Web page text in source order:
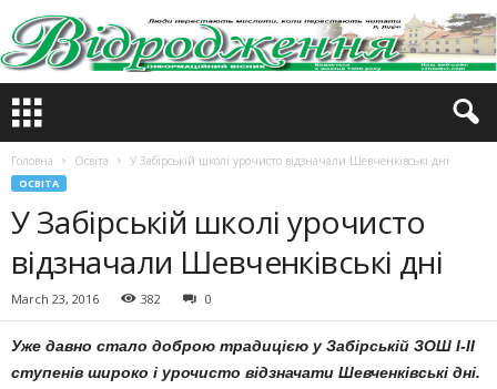
Головна Освіта У Забірській школі урочисто відзначали Шевченківські дні
ОСВІТА
У Забірській школі урочисто
відзначали Шевченківські дні
March 23, 2016 382 0
Уже давно стало доброю традицією у Забірській ЗОШ І-ІІ
ступенів широко і урочисто відзначати Шевченківські дні.